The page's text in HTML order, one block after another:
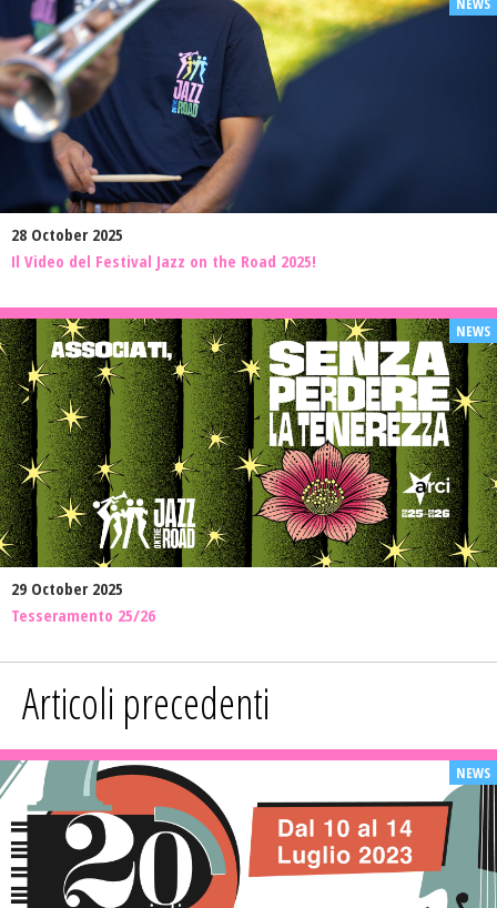
28 October 2025
Il Video del Festival Jazz on the Road 2025!
29 October 2025
Tesseramento 25/26
Articoli precedenti